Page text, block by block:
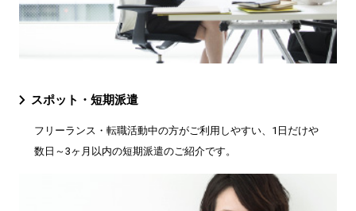
スポット・短期派遣
フリーランス・転職活動中の方がご利用しやすい、1日だけや
数日～3ヶ月以内の短期派遣のご紹介です。